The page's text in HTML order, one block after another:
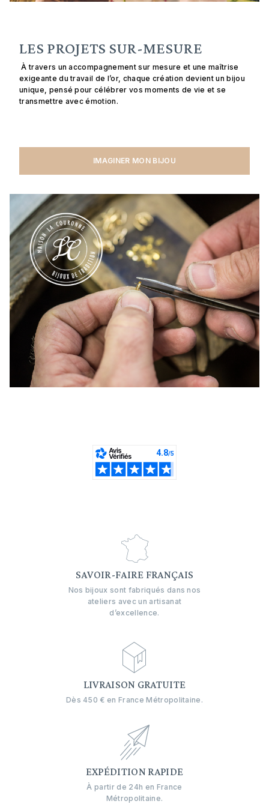
LES PROJETS SUR-MESURE
À travers un accompagnement sur mesure et une maîtrise
exigeante du travail de l’or, chaque création devient un bijou
unique, pensé pour célébrer vos moments de vie et se
transmettre avec émotion.
IMAGINER MON BIJOU
SAVOIR-FAIRE FRANÇAIS
Nos bijoux sont fabriqués dans nos
ateliers avec un artisanat
d’excellence.
LIVRAISON GRATUITE
Dès 450 € en France Métropolitaine.
EXPÉDITION RAPIDE
À partir de 24h en France
Métropolitaine.